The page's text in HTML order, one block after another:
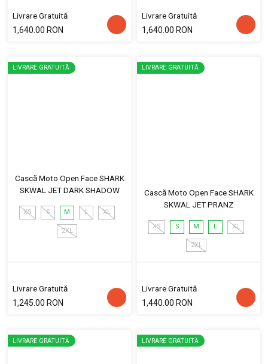
Livrare Gratuită
1,640.00 RON
Livrare Gratuită
1,640.00 RON
LIVRARE GRATUITĂ
Cască Moto Open Face SHARK
SKWAL JET DARK SHADOW
XS S M L XL
2XL
Livrare Gratuită
1,245.00 RON
LIVRARE GRATUITĂ
Cască Moto Open Face SHARK
SKWAL JET PRANZ
XS S M L XL
2XL
Livrare Gratuită
1,440.00 RON
LIVRARE GRATUITĂ LIVRARE GRATUITĂ